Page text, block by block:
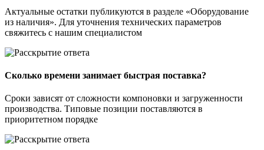
Актуальные остатки публикуются в разделе «Оборудование
из наличия». Для уточнения технических параметров
свяжитесь с нашим специалистом
Сколько времени занимает быстрая поставка?
Сроки зависят от сложности компоновки и загруженности
производства. Типовые позиции поставляются в
приоритетном порядке